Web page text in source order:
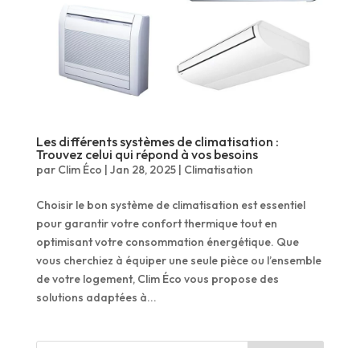
Les différents systèmes de climatisation :
Trouvez celui qui répond à vos besoins
par Clim Éco | Jan 28, 2025| Climatisation
Choisir le bon système de climatisation est essentiel
pour garantir votre confort thermique tout en
optimisant votre consommation énergétique. Que
vous cherchiez à équiper une seule pièce ou l’ensemble
de votre logement, Clim Éco vous propose des
solutions adaptées à...